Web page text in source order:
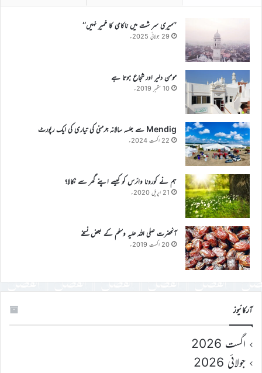
’’میری سر شت میں ناکامی کا خمیر نہیں‘‘
29 جولائی 2025ء
مومن دلیر اور شجاع ہوتا ہے
10 ستمبر 2019ء
Mendig سے جلسہ سالانہ جرمنی کی تیاری کی ایک رپورٹ
22 اگست 2024ء
ہم نے کورونا وائرس کو کیسے اپنے گھر سے نکالا؟
21 اپریل 2020ء
آنحضرت صلی اللہ علیہ وسلم کے بعض نسخے
20 اگست 2019ء
آرکائیوز
اگست 2026
جولائی 2026